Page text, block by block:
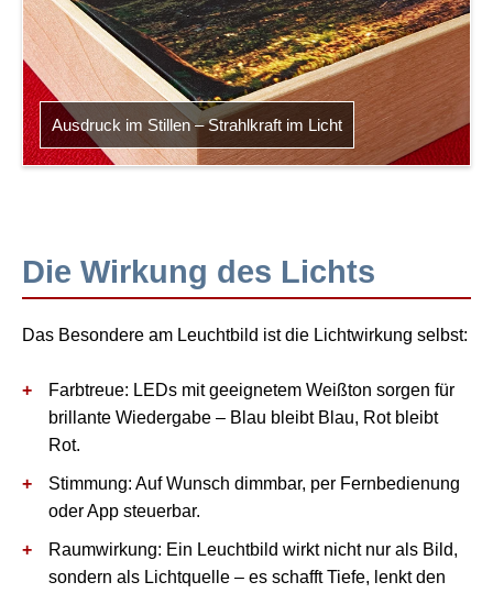
Ausdruck im Stillen – Strahlkraft im Licht
Die Wirkung des Lichts
Das Besondere am Leuchtbild ist die Lichtwirkung selbst:
Farbtreue: LEDs mit geeignetem Weißton sorgen für
brillante Wiedergabe – Blau bleibt Blau, Rot bleibt
Rot.
Stimmung: Auf Wunsch dimmbar, per Fernbedienung
oder App steuerbar.
Raumwirkung: Ein Leuchtbild wirkt nicht nur als Bild,
sondern als Lichtquelle – es schafft Tiefe, lenkt den